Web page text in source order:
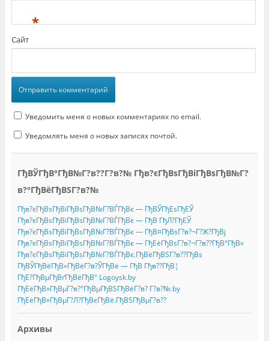
*
Сайт
Уведомить меня о новых комментариях по email.
Уведомлять меня о новых записях почтой.
ГђВЎГђВ°ГђВ№Г?в??Г?в?№ Гђв?єГђВѕГђВіГђВѕГђВ№Г?
в?°ГђВёГђВЅГ?в?№
Гђв?єГђВѕГђВіГђВѕГђВ№Г?ВЃГђВє — ГђВЎГђЕѕГђЕЎ
Гђв?єГђВѕГђВіГђВѕГђВ№Г?ВЃГђВє — ГђВ ГђЛ?ГђЕЎ
Гђв?єГђВѕГђВіГђВѕГђВ№Г?ВЃГђВє — ГђВ¤ГђВѕГ?в?¬Г?Ж?ГђВј
Гђв?єГђВѕГђВіГђВѕГђВ№Г?ВЃГђВє — ГђЕёГђВѕГ?в?¬Г?в??ГђВ°ГђВ»
Гђв?єГђВѕГђВіГђВѕГђВ№Г?ВЃГђВє.ГђВёГђВЅГ?в??ГђВѕ
ГђВЎГђВёГђВ»ГђВёГ?в?ЎГђВё — ГђВ Гђв??ГђВ¦
ГђЕ?ГђВµГђВґГђВёГђВ° Logoysk.by
ГђЕёГђВ»ГђВµГ?в?°ГђВµГђВЅГђВёГ?в? Г?в?№.by
ГђЕёГђВ»ГђВµГ?Л?ГђВєГђВё.ГђВЅГђВµГ?в??
Архивы